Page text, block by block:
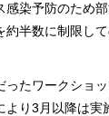
感染予防のため
約半数に制限し
ったワークショ
より3月以降は実